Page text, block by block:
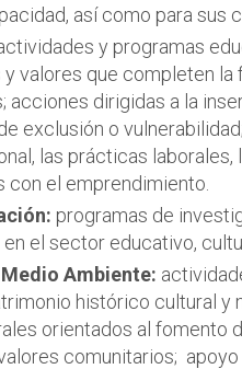
así como para sus
y programas
valores que completen la
acciones dirigidas a la
exclusión o
las prácticas
el emprendimiento.
programas de
el sector educativo,
Ambiente:
histórico cultural y
orientados al fomento
comunitarios;